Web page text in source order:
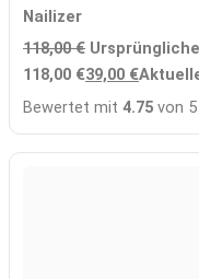
Nailizer
118,00€
118,00 €39,00 €
Bewertet mit 4.75 von 5